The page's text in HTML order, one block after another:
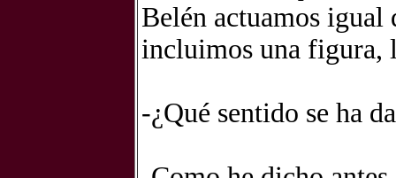
Belén actuamos igual
incluimos una figura,
-¿Qué sentido se ha